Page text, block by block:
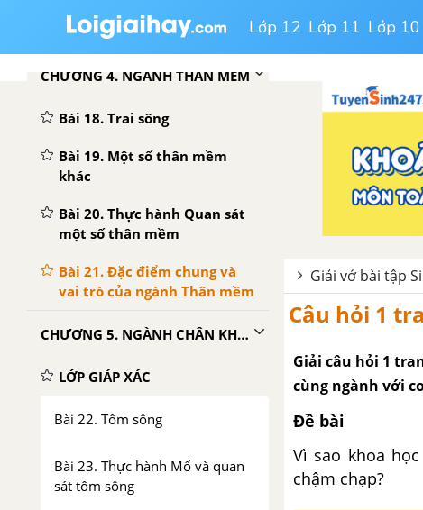
Lớp 12 Lớp 11 Lớp 10
đốt
CHƯƠNG 4. NGÀNH THÂN MỀM
Bài 18. Trai sông
Bài 19. Một số thân mềm
khác
Bài 20. Thực hành Quan sát
một số thân mềm
Bài 21. Đặc điểm chung và
vai trò của ngành Thân mềm
CHƯƠNG 5. NGÀNH CHÂN KHỚP
LỚP GIÁP XÁC
Bài 22. Tôm sông
Bài 23. Thực hành Mổ và quan
sát tôm sông
Giải vở bài tập
Câu hỏi 1
Giải câu hỏi 1
cùng ngành với
Đề bài
Vì sao khoa
chậm chạp?